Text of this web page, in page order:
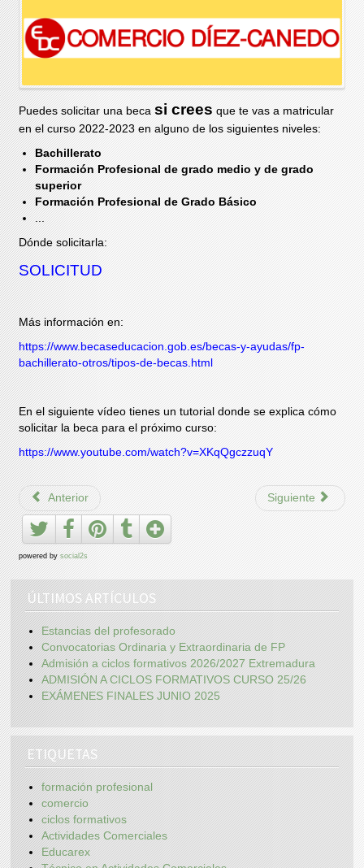
Puedes solicitar una becasi crees que te vas a matricular
en el curso 2022-2023 en alguno de los siguientes niveles:
Bachillerato
Formación Profesionalde grado medio y de grado
superior
Formación Profesional de Grado Básico
...
Dónde solicitarla:
SOLICITUD
Más información en:
https://www.becaseducacion.gob.es/becas-y-ayudas/fp-
bachillerato-otros/tipos-de-becas.html
En el siguiente vídeo tienes un tutorial donde se explica cómo
solicitar la beca para el próximo curso:
https://www.youtube.com/watch?v=XKqQgczzuqY
Anterior Siguiente
powered bysocial2s
ÚLTIMOS ARTÍCULOS
Estancias del profesorado
Convocatorias Ordinaria y Extraordinaria de FP
Admisión a ciclos formativos 2026/2027 Extremadura
ADMISIÓN A CICLOS FORMATIVOS CURSO 25/26
EXÁMENES FINALES JUNIO 2025
ETIQUETAS
formación profesional
comercio
ciclos formativos
Actividades Comerciales
Educarex